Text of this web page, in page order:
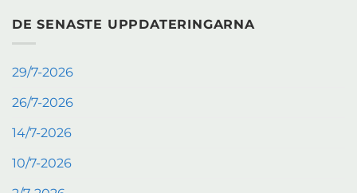
DE SENASTE UPPDATERINGARNA
29/7-2026
26/7-2026
14/7-2026
10/7-2026